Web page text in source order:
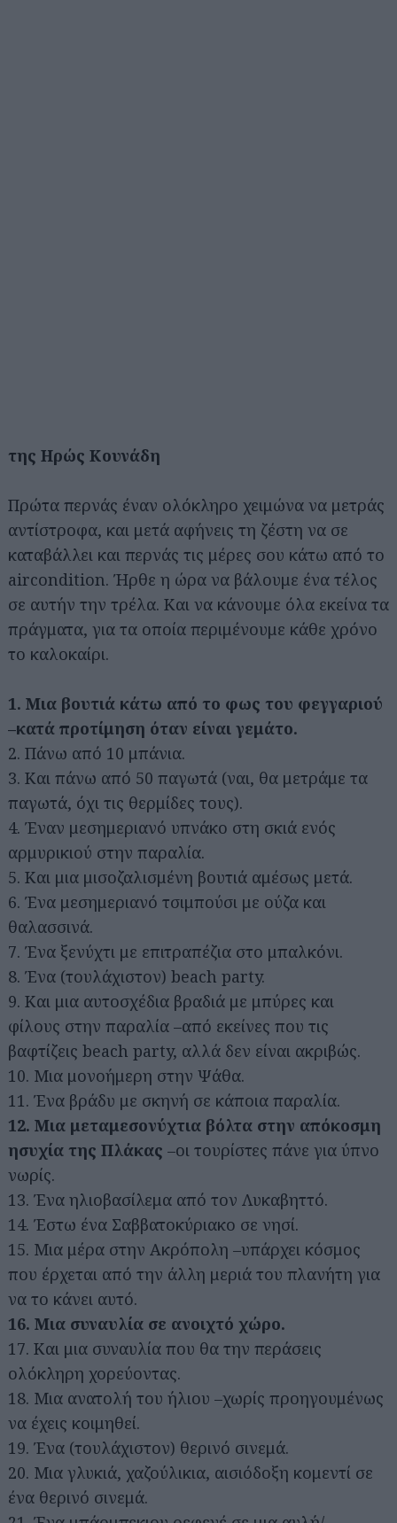
της Ηρώς Κουνάδη
Πρώτα περνάς έναν ολόκληρο χειμώνα να μετράς
αντίστροφα, και μετά αφήνεις τη ζέστη να σε
καταβάλλει και περνάς τις μέρες σου κάτω από το
aircondition. Ήρθε η ώρα να βάλουμε ένα τέλος
σε αυτήν την τρέλα. Και να κάνουμε όλα εκείνα τα
πράγματα, για τα οποία περιμένουμε κάθε χρόνο
το καλοκαίρι.
1. Μια βουτιά κάτω από το φως του φεγγαριού
–κατά προτίμηση όταν είναι γεμάτο.
2. Πάνω από 10 μπάνια.
3. Και πάνω από 50 παγωτά (ναι, θα μετράμε τα
παγωτά, όχι τις θερμίδες τους).
4. Έναν μεσημεριανό υπνάκο στη σκιά ενός
αρμυρικιού στην παραλία.
5. Και μια μισοζαλισμένη βουτιά αμέσως μετά.
6. Ένα μεσημεριανό τσιμπούσι με ούζα και
θαλασσινά.
7. Ένα ξενύχτι με επιτραπέζια στο μπαλκόνι.
8. Ένα (τουλάχιστον) beach party.
9. Και μια αυτοσχέδια βραδιά με μπύρες και
φίλους στην παραλία –από εκείνες που τις
βαφτίζεις beach party, αλλά δεν είναι ακριβώς.
10. Μια μονοήμερη στην Ψάθα.
11. Ένα βράδυ με σκηνή σε κάποια παραλία.
12. Μια μεταμεσονύχτια βόλτα στην απόκοσμη
ησυχία της Πλάκας –οι τουρίστες πάνε για ύπνο
νωρίς.
13. Ένα ηλιοβασίλεμα από τον Λυκαβηττό.
14. Έστω ένα Σαββατοκύριακο σε νησί.
15. Μια μέρα στην Ακρόπολη –υπάρχει κόσμος
που έρχεται από την άλλη μεριά του πλανήτη για
να το κάνει αυτό.
16. Μια συναυλία σε ανοιχτό χώρο.
17. Και μια συναυλία που θα την περάσεις
ολόκληρη χορεύοντας.
18. Μια ανατολή του ήλιου –χωρίς προηγουμένως
να έχεις κοιμηθεί.
19. Ένα (τουλάχιστον) θερινό σινεμά.
20. Μια γλυκιά, χαζούλικια, αισιόδοξη κομεντί σε
ένα θερινό σινεμά.